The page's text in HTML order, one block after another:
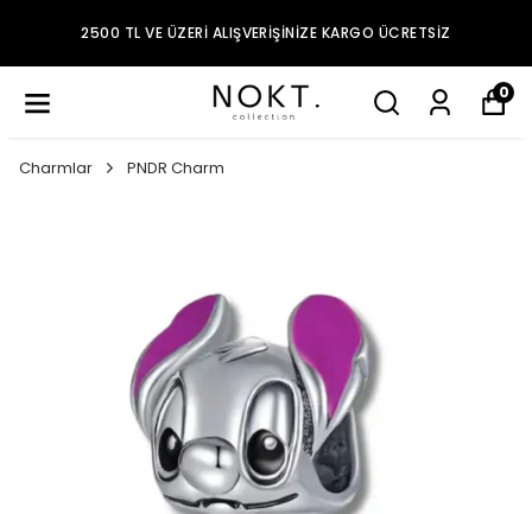
2500 TL VE ÜZERI ALIŞVERIŞINIZE KARGO ÜCRETSIZ
0
Charmlar PNDR Charm